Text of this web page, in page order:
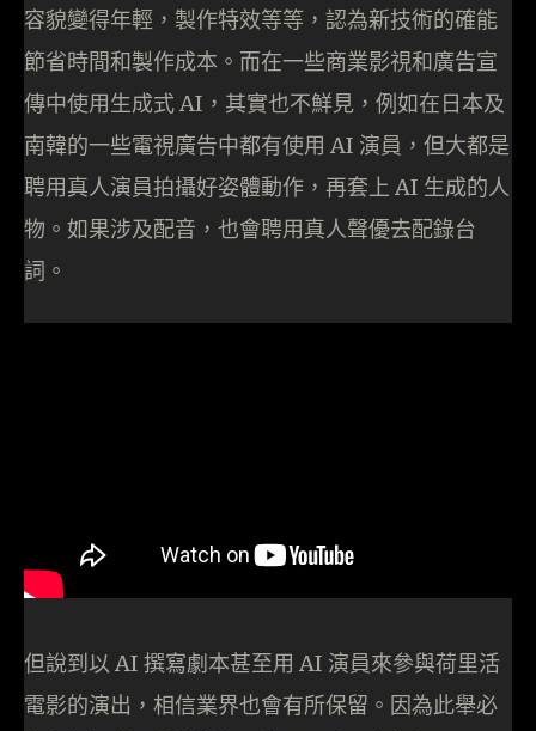
容貌變得年輕，製作特效等等，認為新技術的確能
節省時間和製作成本。而在一些商業影視和廣告宣
傳中使用生成式 AI，其實也不鮮見，例如在日本及
南韓的一些電視廣告中都有使用 AI 演員，但大都是
聘用真人演員拍攝好姿體動作，再套上 AI 生成的人
物。如果涉及配音，也會聘用真人聲優去配錄台
詞。
但說到以 AI 撰寫劇本甚至用 AI 演員來參與荷里活
電影的演出，相信業界也會有所保留。因為此舉必